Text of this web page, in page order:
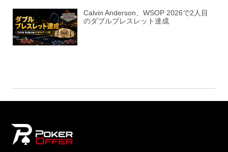
Calvin Anderson、WSOP 2026で2人目
のダブルブレスレット達成